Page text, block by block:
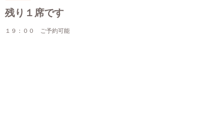
残り１席です
１９：００ ご予約可能